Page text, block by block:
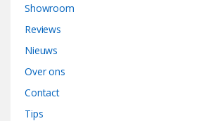
Showroom
Reviews
Nieuws
Over ons
Contact
Tips